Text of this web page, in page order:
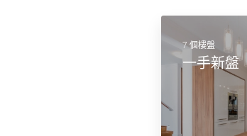
7 個樓盤
一手新盤